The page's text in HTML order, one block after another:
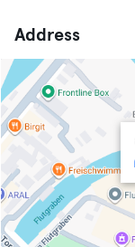
Address